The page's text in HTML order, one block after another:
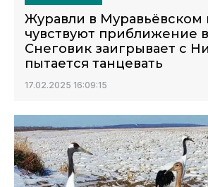
Журавли в Муравьёвском
чувствуют приближение
Снеговик заигрывает с
пытается танцевать
17.02.2025 16:09:15